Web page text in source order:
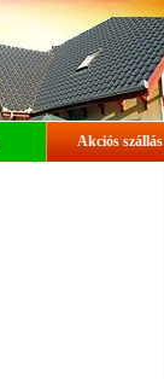
Akciós szállás